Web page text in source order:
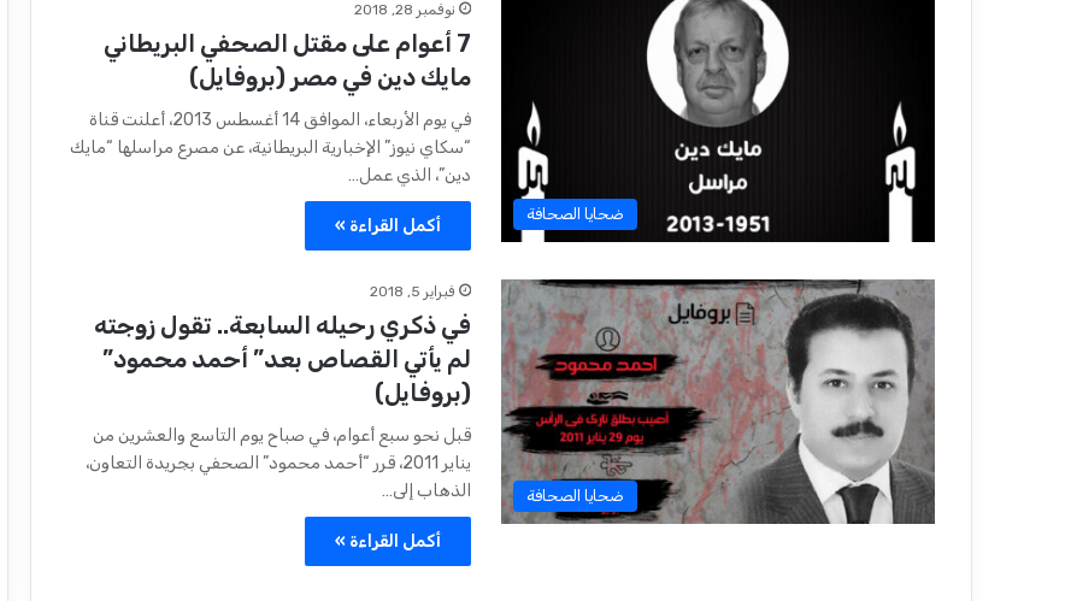
ضحايا الصحافة
نوفمبر 28, 2018
7 أعوام على مقتل الصحفي البريطاني
مايك دين في مصر (بروفايل)
في يوم الأربعاء، الموافق 14 أغسطس 2013، أعلنت قناة
“سكاي نيوز” الإخبارية البريطانية، عن مصرع مراسلها “مايك
دين”، الذي عمل…
أكمل القراءة »
ضحايا الصحافة
فبراير 5, 2018
في ذكري رحيله السابعة.. تقول زوجته
لم يأتي القصاص بعد” أحمد محمود”
(بروفايل)
قبل نحو سبع أعوام، في صباح يوم التاسع والعشرين من
يناير 2011، قرر “أحمد محمود” الصحفي‏ ‏بجريدة‏ ‏التعاون‏،
الذهاب إلى…
أكمل القراءة »